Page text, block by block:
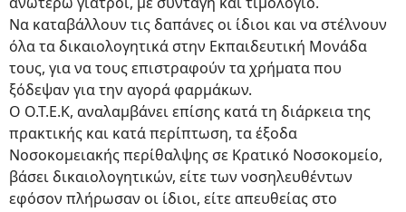
Να καταβάλλουν τις δαπάνες οι ίδιοι και να στέλνουν
όλα τα δικαιολογητικά στην Εκπαιδευτική Μονάδα
τους, για να τους επιστραφούν τα χρήματα που
ξόδεψαν για την αγορά φαρμάκων.
Ο Ο.Τ.Ε.Κ, αναλαμβάνει επίσης κατά τη διάρκεια της
πρακτικής και κατά περίπτωση, τα έξοδα
Νοσοκομειακής περίθαλψης σε Κρατικό Νοσοκομείο,
βάσει δικαιολογητικών, είτε των νοσηλευθέντων
εφόσον πλήρωσαν οι ίδιοι, είτε απευθείας στο